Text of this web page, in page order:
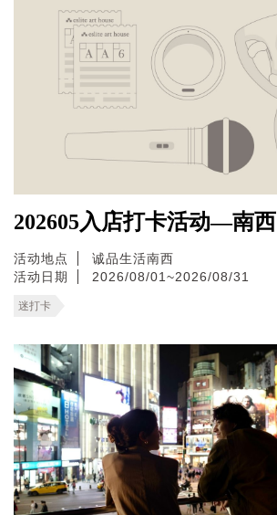
202605入店打卡活动—南西
活动地点
诚品生活南西
活动日期
2026/08/01~2026/08/31
迷打卡